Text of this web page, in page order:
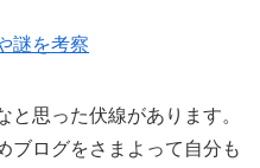
謎を考察
思った伏線があります。
ブログをさまよって自分も